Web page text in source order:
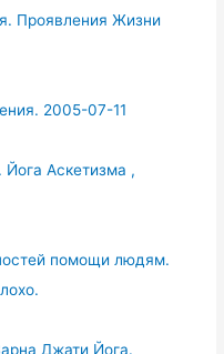
Проявления Жизни
2005-07-11
Йога Аскетизма ,
помощи людям.
Джати Йога.